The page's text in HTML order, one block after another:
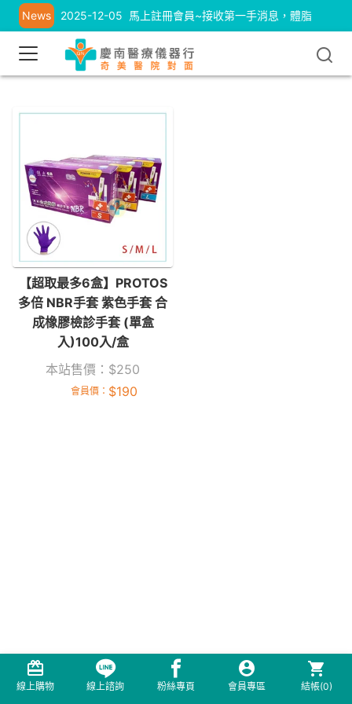
News 2025-12-05 馬上註冊會員~接收第一手消息，體脂
計、耳溫槍優惠中
【超取最多6盒】PROTOS
多倍 NBR手套 紫色手套 合
成橡膠檢診手套 (單盒
入)100入/盒
本站售價： $250
會員價： $190
線上購物 線上諮詢 粉絲專頁 會員專區 結帳(0)